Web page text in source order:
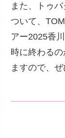
また、トゥ
ついて、
アー2025香
時に終わる
ますので、